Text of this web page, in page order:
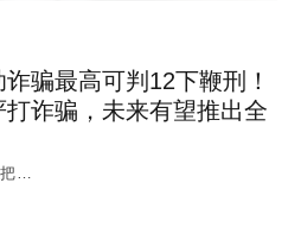
骗最高可判12下鞭刑！
诈骗，未来有望推出全
…